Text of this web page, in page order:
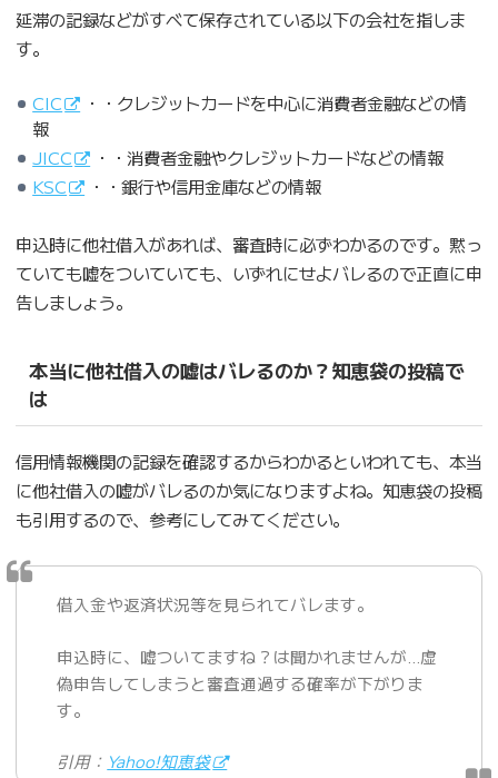
延滞の記録などがすべて保存されている以下の会社を指しま
す。
CIC
・・クレジットカードを中心に消費者金融などの情
報
JICC
・・消費者金融やクレジットカードなどの情報
KSC
・・銀行や信用金庫などの情報
申込時に他社借入があれば、審査時に必ずわかるのです。黙っ
ていても嘘をついていても、いずれにせよバレるので正直に申
告しましょう。
本当に他社借入の嘘はバレるのか？知恵袋の投稿で
は
信用情報機関の記録を確認するからわかるといわれても、本当
に他社借入の嘘がバレるのか気になりますよね。知恵袋の投稿
も引用するので、参考にしてみてください。
借入金や返済状況等を見られてバレます。
申込時に、嘘ついてますね？は聞かれませんが…虚
偽申告してしまうと審査通過する確率が下がりま
す。
引用： Yahoo!知恵袋